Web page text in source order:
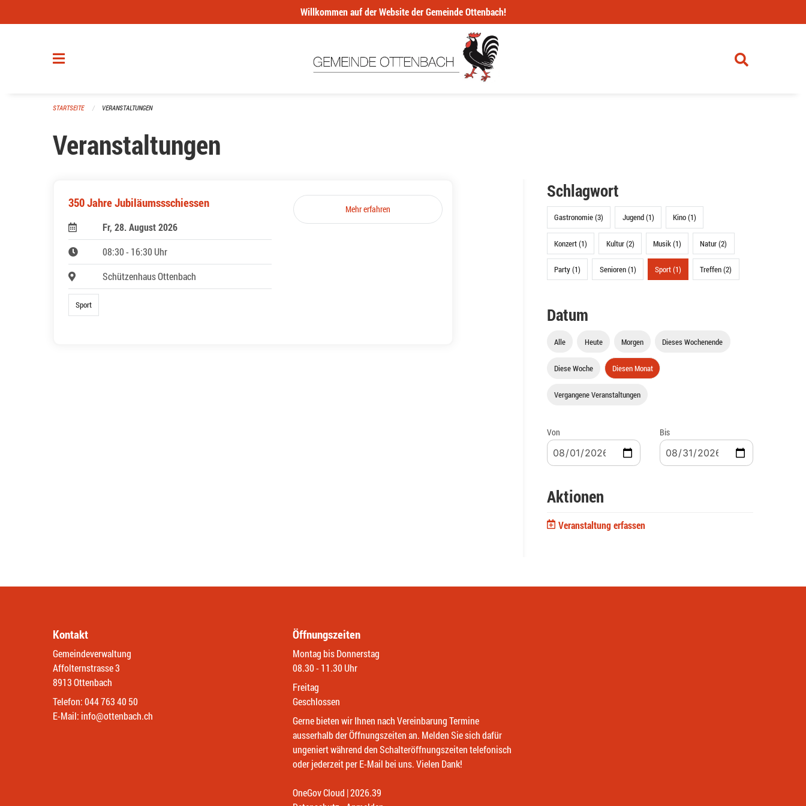
Willkommen auf der Website der Gemeinde Ottenbach!
STARTSEITE VERANSTALTUNGEN
Veranstaltungen
350 Jahre Jubiläumssschiessen
Fr, 28. August 2026
08:30 - 16:30 Uhr
Schützenhaus Ottenbach
Sport
Mehr erfahren
Schlagwort
Gastronomie (3) Jugend (1) Kino (1)
Konzert (1) Kultur (2) Musik (1) Natur (2)
Party (1) Senioren (1) Sport (1) Treffen (2)
Datum
Alle Heute Morgen Dieses Wochenende
Diese Woche Diesen Monat
Vergangene Veranstaltungen
Von Bis
Aktionen
Veranstaltung erfassen
Kontakt
Gemeindeverwaltung
Affolternstrasse 3
8913 Ottenbach
Telefon:044 763 40 50
E-Mail: info@ottenbach.ch
Öffnungszeiten
Montag bis Donnerstag
08.30 - 11.30 Uhr
Freitag
Geschlossen
Gerne bieten wir Ihnen nach Vereinbarung Termine
ausserhalb der Öffnungszeiten an. Melden Sie sich dafür
ungeniert während den Schalteröffnungszeiten telefonisch
oder jederzeit per E-Mail bei uns. Vielen Dank!
OneGov Cloud (External Link)
|2026.39